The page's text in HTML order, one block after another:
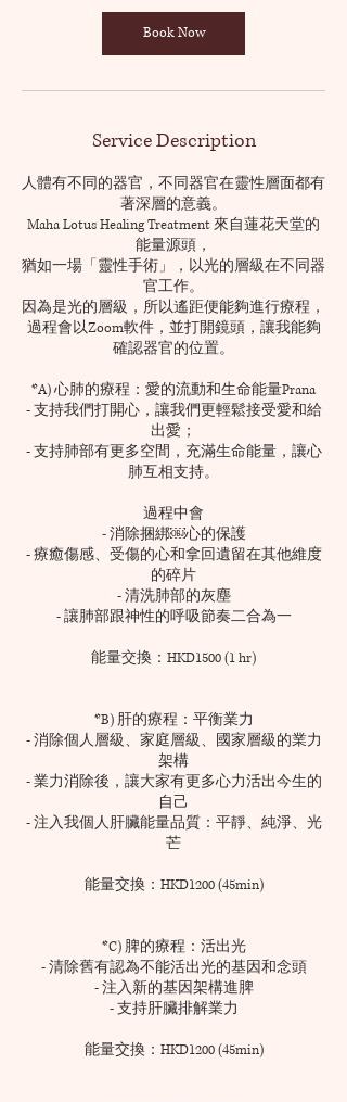
i
Book Now
Service Description
人體有不同的器官，不同器官在靈性層面都有
著深層的意義。
Maha Lotus Healing Treatment 來自蓮花天堂的
能量源頭，
猶如一場「靈性手術」，以光的層級在不同器
官工作。
因為是光的層級，所以遙距便能夠進行療程，
過程會以Zoom軟件，並打開鏡頭，讓我能夠
確認器官的位置。
*A) 心肺的療程：愛的流動和生命能量Prana
- 支持我們打開心，讓我們更輕鬆接受愛和給
出愛；
- 支持肺部有更多空間，充滿生命能量，讓心
肺互相支持。
過程中會
- 消除捆綁￼心的保護
- 療癒傷感、受傷的心和拿回遺留在其他維度
的碎片
- 清洗肺部的灰塵
- 讓肺部跟神性的呼吸節奏二合為一
能量交換：HKD1500 (1 hr)
*B) 肝的療程：平衡業力
- 消除個人層級、家庭層級、國家層級的業力
架構
- 業力消除後，讓大家有更多心力活出今生的
自己
- 注入我個人肝臟能量品質：平靜、純淨、光
芒
能量交換：HKD1200 (45min)
*C) 脾的療程：活出光
- 清除舊有認為不能活出光的基因和念頭
- 注入新的基因架構進脾
- 支持肝臟排解業力
能量交換：HKD1200 (45min)